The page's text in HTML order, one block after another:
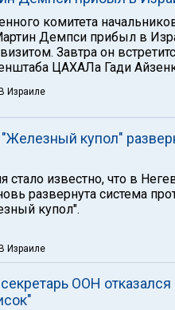
комитета
Демпси прибыл в
Завтра он
ЦАХАЛа Гади
Израиле
купол"
известно, что в
развернута система
купол".
Израиле
ООН